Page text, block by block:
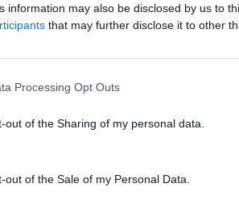
information may also be disclosed by us to
that may further disclose it to other
Processing Opt Outs
out of the Sharing of my personal data.
out of the Sale of my Personal Data.